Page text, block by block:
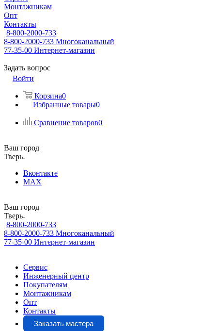
Монтажникам
Опт
Контакты
8-800-2000-733
8-800-2000-733 Многоканальный
77-35-00 Интернет-магазин
Задать вопрос
Войти
Корзина0
Избранные товары0
Сравнение товаров0
Ваш город
Тверь
Вконтакте
MAX
Ваш город
Тверь
8-800-2000-733
8-800-2000-733 Многоканальный
77-35-00 Интернет-магазин
Сервис
Инженерный центр
Покупателям
Монтажникам
Опт
Контакты
Заказать мастера